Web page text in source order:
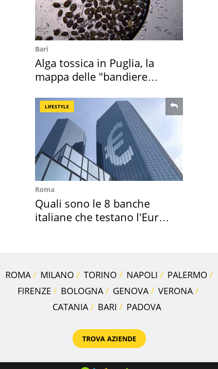
Bari
Alga tossica in Puglia, la
mappa delle "bandiere
LIFESTYLE
Roma
Quali sono le 8 banche
italiane che testano l'Euro
ROMA MILANO TORINO NAPOLI
PALERMO
FIRENZE
BOLOGNA GENOVA
VERONA
CATANIA
BARI PADOVA
TROVA AZIENDE